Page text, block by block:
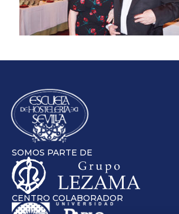
SOMOS PARTE DE
CENTRO COLABORADOR